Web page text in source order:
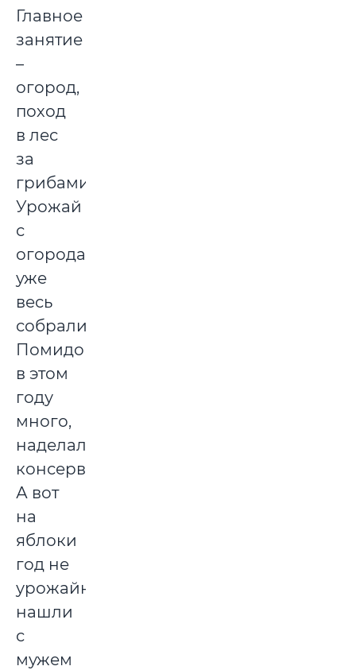
Главное
занятие
–
огород,
поход
в лес
за
грибами.
Урожай
с
огорода
уже
весь
собрали.
Помидоров
в этом
году
много,
наделали
консервации.
А вот
на
яблоки
год не
урожайный,
нашли
с
мужем